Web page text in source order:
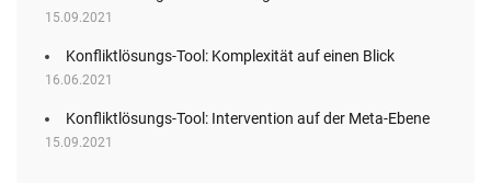
15.09.2021
Konfliktlösungs-Tool: Komplexität auf einen Blick
16.06.2021
Konfliktlösungs-Tool: Intervention auf der Meta-Ebene
15.09.2021